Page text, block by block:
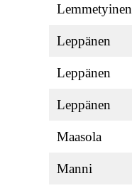
Lemmetyinen
Leppänen
Leppänen
Leppänen
Maasola
Manni